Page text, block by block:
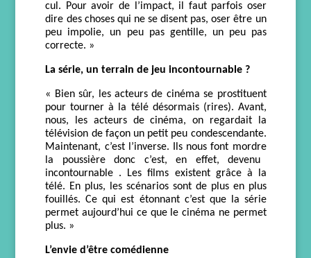
cul.
Pour avoir de l’impact, il faut parfois oser
dire des choses qui ne se disent pas, oser être un
peu impolie, un peu pas gentil le, un peu pas
correcte. »
La série, un terrain de jeuincontournable ?
« Bien sûr, l es acteurs de cinéma se prostituent
pour tourner à la télé désormais (rires). Avant,
nous, les acteurs de cinéma, on regardaitla
télévision de façon un petit peu condescendante.
Maintenant, c’est l’inverse. Ils nous font mordre
la poussière donc c’est, en effet, devenu
incontournable . Les films existent grâce à la
télé. En plus,
les scénarios sont de plus en plus
fouillés.Ce qui est étonnant c’est que la série
permet aujourd’hui ce que le cinéma ne permet
plus. »
L’envie d’être comédienne